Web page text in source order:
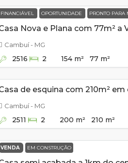
FINANCIÁVEL OPORTUNIDADE PRONTO PARA
Cambuí - MG
2516 2 154 m² 77 m²
Cambuí - MG
2511 2 200 m² 210 m²
VENDA EM CONSTRUÇÃO